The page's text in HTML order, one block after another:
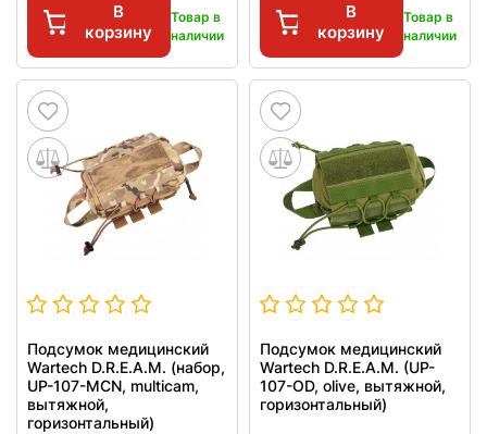
В
корзину
Товар в
наличии
В
корзину
Товар в
наличии
Подсумок медицинский
Wartech D.R.E.A.M. (набор,
UP-107-MCN, multicam,
вытяжной,
горизонтальный)
Подсумок медицинский
Wartech D.R.E.A.M. (UP-
107-OD, olive, вытяжной,
горизонтальный)